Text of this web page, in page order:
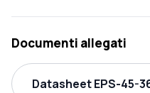
Documenti allegati
Datasheet EPS-45-